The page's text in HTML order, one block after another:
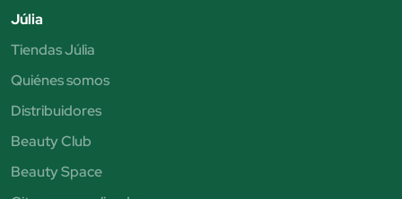
Júlia
Tiendas Júlia
Quiénes somos
Distribuidores
Beauty Club
Beauty Space